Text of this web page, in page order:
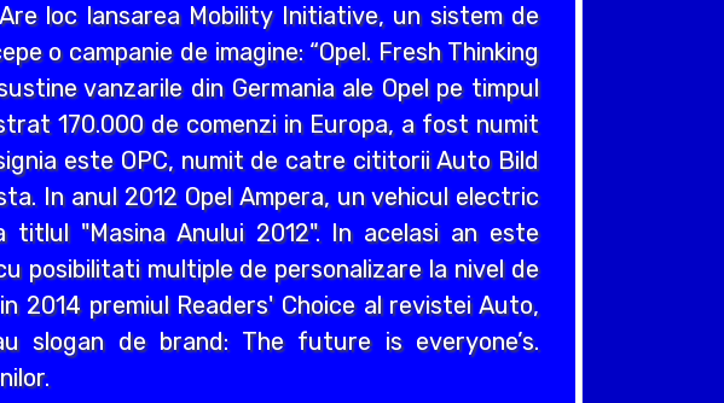
loc lansarea Mobility Initiative, un sistem de
o campanie de imagine: “Opel. Fresh Thinking
vanzarile din Germania ale Opel pe timpul
170.000 de comenzi in Europa, a fost numit
este OPC, numit de catre cititorii Auto Bild
In anul 2012 Opel Ampera, un vehicul electric
"Masina Anului 2012". In acelasi an este
posibilitati multiple de personalizare la nivel de
2014 premiul Readers' Choice al revistei Auto,
slogan de brand: The future is everyone’s.